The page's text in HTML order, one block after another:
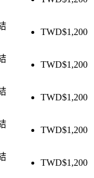
TWD$1,200
TWD$1,200
TWD$1,200
TWD$1,200
TWD$1,200